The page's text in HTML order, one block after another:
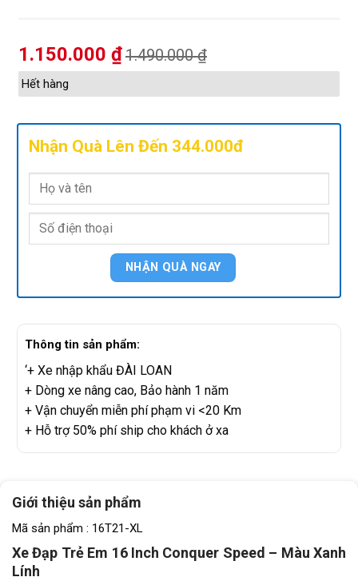
1.150.000 ₫1.490.000₫
Hết hàng
Nhận Quà Lên Đến 344.000đ
Thông tin sản phẩm:
‘+ Xe nhập khẩu ĐÀI LOAN
+ Dòng xe nâng cao, Bảo hành 1 năm
+ Vận chuyển miễn phí phạm vi <20 Km
+ Hỗ trợ 50% phí ship cho khách ở xa
Giới thiệu sản phẩm
Mã sản phẩm : 16T21-XL
Xe Đạp Trẻ Em 16 Inch Conquer Speed – Màu Xanh
Lính